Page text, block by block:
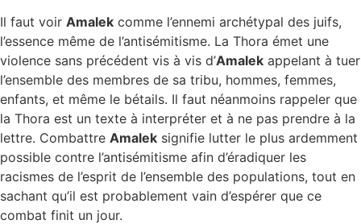
Il faut voir Amalek comme l’ennemi archétypal des juifs,
l’essence même de l’antisémitisme. La Thora émet une
violence sans précédent vis à vis d’Amalek appelant à tuer
l’ensemble des membres de sa tribu, hommes, femmes,
enfants, et même le bétails. Il faut néanmoins rappeler que
la Thora est un texte à interpréter et à ne pas prendre à la
lettre. Combattre Amalek signifie lutter le plus ardemment
possible contre l’antisémitisme afin d’éradiquer les
racismes de l’esprit de l’ensemble des populations, tout en
sachant qu’il est probablement vain d’espérer que ce
combat finit un jour.